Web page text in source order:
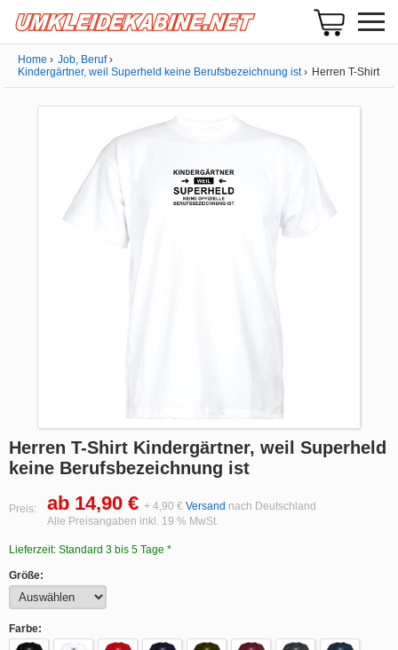
Home
Job, Beruf
Kindergärtner, weil Superheld keine Berufsbezeichnung ist
Herren T-Shirt
Herren T-Shirt Kindergärtner, weil Superheld
keine Berufsbezeichnung ist
Preis: ab 14,90 € + 4,90 € Versand nach Deutschland
Alle Preisangaben inkl. 19 % MwSt.
Lieferzeit: Standard 3 bis 5 Tage *
Größe:
Farbe: